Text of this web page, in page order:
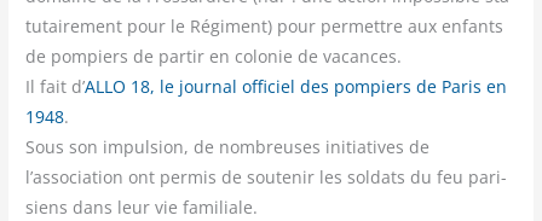
tu­tai­re­ment pour le Régi­ment) pour per­mettre aux enfants
de pom­piers de par­tir en colo­nie de vacances.
Il fait d’ALLO 18, le jour­nal offi­ciel des pom­piers de Paris en
1948.
Sous son impul­sion, de nom­breuses ini­tia­tives de
l’association ont per­mis de sou­te­nir les sol­dats du feu pari­
siens dans leur vie fami­liale.